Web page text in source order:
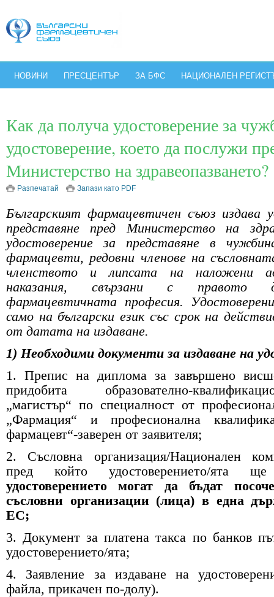
НОВИНИ ПРЕСЦЕНТЪР ЗА БФС НАЦИОНАЛЕН
Как да получа удостоверение за
удостоверение, което да послужи
Министерство на здравеопазването?
Разпечатай Запази като PDF
Българският фармацевтичен съюз издава
представяне пред Министерство на
удостоверение за представяне в
фармацевти, редовни членове на
членството и липсата на наложени
наказания, свързани с правото
фармацевтичната професия.
само на български език със срок на
от датата на издаване.
1) Необходими документи за издаване на
1. Препис на диплома за завършено
придобита образователно-
„магистър“ по специалност от
„Фармация“ и професионална
фармацевт“-заверен от заявителя;
2. Съсловна организация/Национален
пред който удостоверението/ята
удостоверението могат да бъдат
съсловни организации (лица) в една
ЕС;
3. Документ за платена такса по банков
удостоверението/ята;
4. Заявление за издаване на
файла, прикачен по-долу).